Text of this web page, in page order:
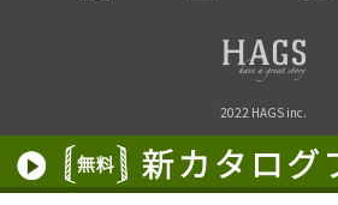
2022 HAGS inc.